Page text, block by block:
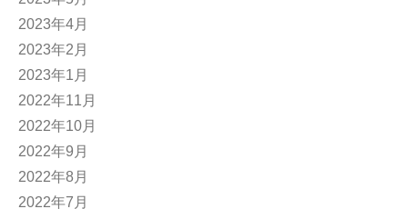
2023年4月
2023年2月
2023年1月
2022年11月
2022年10月
2022年9月
2022年8月
2022年7月